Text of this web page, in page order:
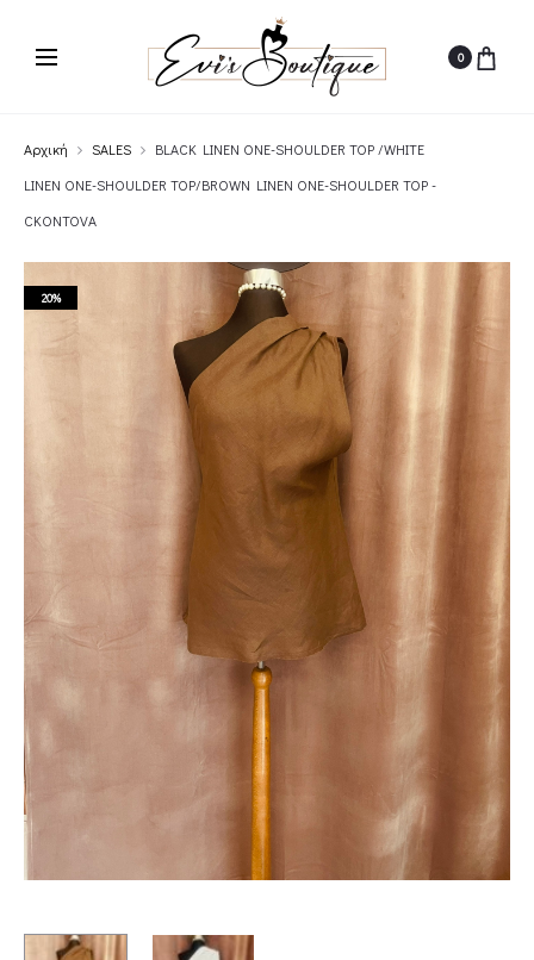
0
Αρχική SALES
BLACK LINEN ONE-SHOULDER TOP /WHITE
LINEN ONE-SHOULDER TOP/BROWN LINEN ONE-SHOULDER TOP -
CKONTOVA
20%